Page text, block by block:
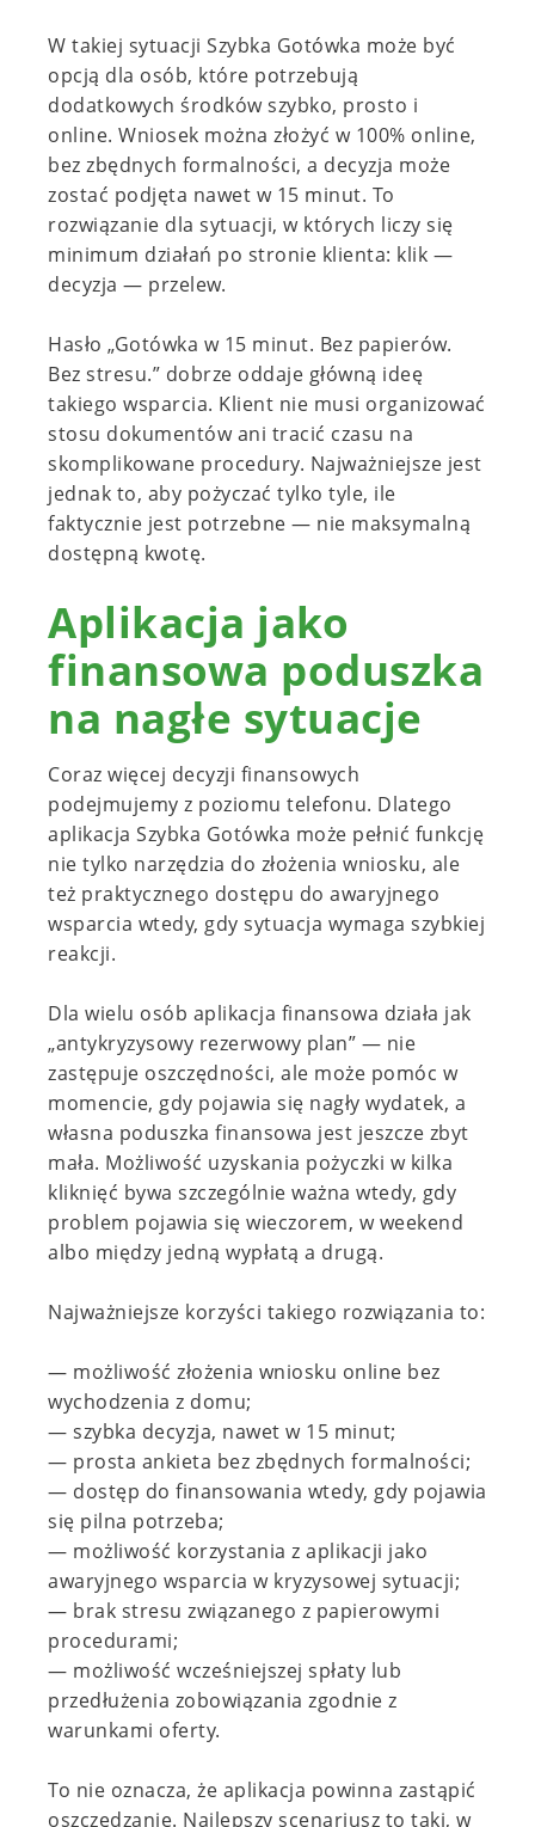
W takiej sytuacji Szybka Gotówka może być
opcją dla osób, które potrzebują
dodatkowych środków szybko, prosto i
online. Wniosek można złożyć w 100% online,
bez zbędnych formalności, a decyzja może
zostać podjęta nawet w 15 minut. To
rozwiązanie dla sytuacji, w których liczy się
minimum działań po stronie klienta: klik —
decyzja — przelew.
Hasło „Gotówka w 15 minut. Bez papierów.
Bez stresu.” dobrze oddaje główną ideę
takiego wsparcia. Klient nie musi organizować
stosu dokumentów ani tracić czasu na
skomplikowane procedury. Najważniejsze jest
jednak to, aby pożyczać tylko tyle, ile
faktycznie jest potrzebne — nie maksymalną
dostępną kwotę.
Aplikacja jako
finansowa poduszka
na nagłe sytuacje
Coraz więcej decyzji finansowych
podejmujemy z poziomu telefonu. Dlatego
aplikacja Szybka Gotówka może pełnić funkcję
nie tylko narzędzia do złożenia wniosku, ale
też praktycznego dostępu do awaryjnego
wsparcia wtedy, gdy sytuacja wymaga szybkiej
reakcji.
Dla wielu osób aplikacja finansowa działa jak
„antykryzysowy rezerwowy plan” — nie
zastępuje oszczędności, ale może pomóc w
momencie, gdy pojawia się nagły wydatek, a
własna poduszka finansowa jest jeszcze zbyt
mała. Możliwość uzyskania pożyczki w kilka
kliknięć bywa szczególnie ważna wtedy, gdy
problem pojawia się wieczorem, w weekend
albo między jedną wypłatą a drugą.
Najważniejsze korzyści takiego rozwiązania to:
— możliwość złożenia wniosku online bez
wychodzenia z domu;
— szybka decyzja, nawet w 15 minut;
— prosta ankieta bez zbędnych formalności;
— dostęp do finansowania wtedy, gdy pojawia
się pilna potrzeba;
— możliwość korzystania z aplikacji jako
awaryjnego wsparcia w kryzysowej sytuacji;
— brak stresu związanego z papierowymi
procedurami;
— możliwość wcześniejszej spłaty lub
przedłużenia zobowiązania zgodnie z
warunkami oferty.
To nie oznacza, że aplikacja powinna zastąpić
oszczędzanie. Najlepszy scenariusz to taki, w